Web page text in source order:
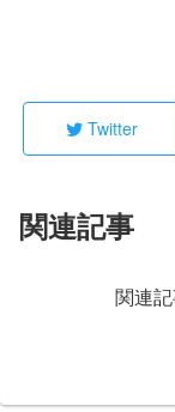
Twitter
関連記事
関連